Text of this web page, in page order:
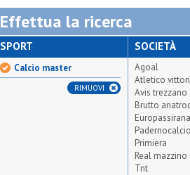
Effettua la ricerca
SPORT
Calcio master
RIMUOVI
SOCIETÀ
Agoal
Atletico
Avis trezzano
Brutto
Padernocalcio
Primiera
Real mazzino
Tnt